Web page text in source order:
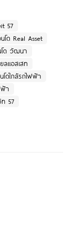
57
โด Real Asset
โด วัฒนา
ลแอสเสท
โดใกล้รถไฟฟ้า
า
57